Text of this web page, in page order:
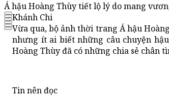
Á hậu Hoàng Thùy tiết lộ lý do mang
Khánh Chi
Vừa qua, bộ ảnh thời trang Á hậu
nhưng ít ai biết những câu chuyện
Hoàng Thùy đã có những chia sẻ chân
Tin nên đọc